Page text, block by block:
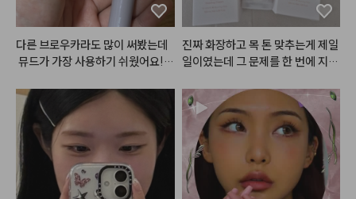
제품 사진에서처럼 사진 그대로 색
상이 올라와서 제 마음에 쏙 들었답
니다 .. 다른 색상도 구매 각 ..
#헤메코체험단
붉은끼, 노란끼 쫘악뺀 그레이시한
음영컬러까지
제대로 여름쿨톤을 저격하는 구성
펄 없이는 깔끔하고 청순한 느낌인
펄 얹으면 발랄하고 사랑스러운 느
낌으로
메이크업을 연출하실 수 있어요!
다른 브로우카라도 많이 써봤는데
뮤드가 가장 사용하기 쉬웠어요!
도 자연스럽게 색상 바꿔줘서 앞으
로 뮤드로 정착해야겠어용
진짜 화장하고 목 톤 맞추는게 제일
일이였는데 그 문제를 한 번에 지워
품은 많이 사봤지만 지성인 저에게
이렇게 지속력이 괜찮았던 제품은
처음이라 너무 설레구요ㅠㅜㅜㅠ
앞으로도 이런 좋은 제품들 많이
만들어주세요